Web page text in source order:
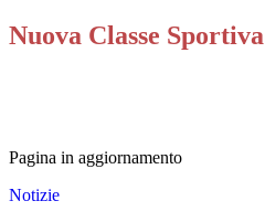
Nuova Classe Sportiva
Pagina in aggiornamento
Notizie